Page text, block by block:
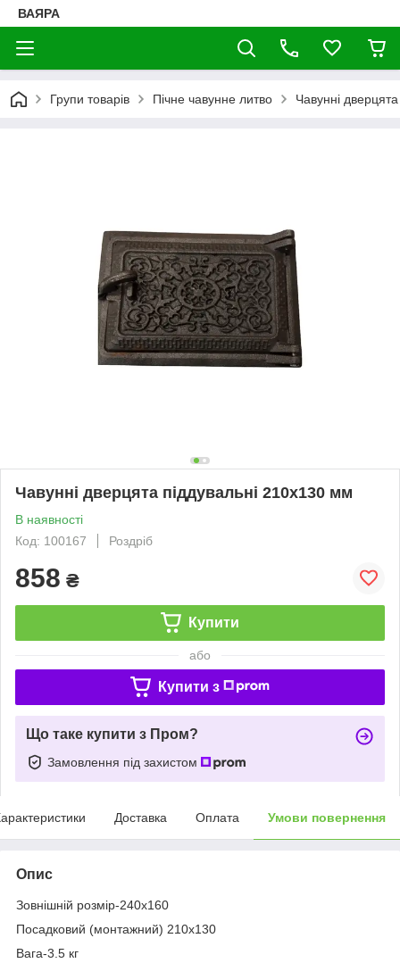
ВАЯРА
Групи товарів Пічне чавунне литво Чавунні дверцята
Чавунні дверцята піддувальні 210х130 мм
В наявності
Код: 100167
Роздріб
858 ₴
Купити
або
Купити з
Що таке купити з Пром?
Замовлення під захистом
Доставка Оплата Умови повернення
Опис
Зовнішній розмір-240х160
Посадковий (монтажний) 210х130
Вага-3.5 кг